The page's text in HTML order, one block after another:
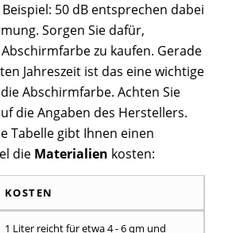
Beispiel: 50 dB entsprechen dabei
Sorgen Sie dafür,
zu kaufen. Gerade
Jahreszeit ist das eine wichtige
Abschirmfarbe. Achten Sie
die Angaben des Herstellers.
Tabelle gibt Ihnen einen
die Materialien kosten:
KOSTEN
KOSTEN
1 Liter reicht für etwa 4 - 6 qm und